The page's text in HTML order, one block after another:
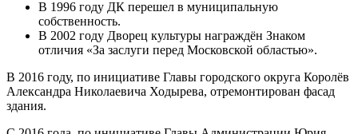
В 1996 году ДК перешел в муниципальную
собственность.
В 2002 году Дворец культуры награждён Знаком
отличия «За заслуги перед Московской областью».
В 2016 году, по инициативе Главы городского округа Королёв
Александра Николаевича Ходырева, отремонтирован фасад
здания.